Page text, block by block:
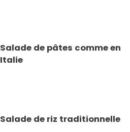
Salade de pâtes comme en
Italie
Salade de riz traditionnelle